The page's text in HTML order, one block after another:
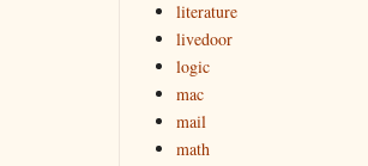
literature
livedoor
logic
mac
mail
math